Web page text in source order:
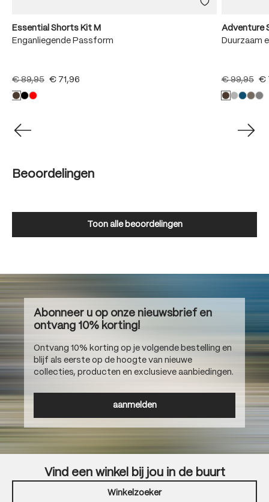
Essential Shorts Kit M
Enganliegende Passform
€ 89,95 € 71,96
Adventure
Duurzaam
€ 99,95 €
Beoordelingen
Toon alle beoordelingen
Abonneer u op onze nieuwsbrief en
ontvang 10% korting!
Ontvang 10% korting op je volgende bestelling en
blijf als eerste op de hoogte van nieuwe
collecties, producten en exclusieve aanbiedingen.
aanmelden
Vind een winkel bij jou in de buurt
Winkelzoeker